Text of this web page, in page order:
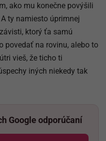
ako mu konečne povýšili
ty namiesto úprimnej
ktorý ťa samú
povedať na rovinu, alebo to
vieš, že ticho ti
iných niekedy tak
Google odporúčaní